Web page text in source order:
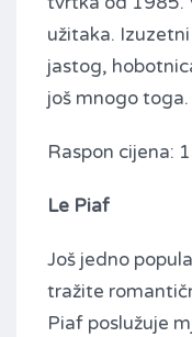
užitaka.
jastog,
još mnogo toga.
Raspon cijena:
Le Piaf
Još jedno
tražite
Piaf poslužuje